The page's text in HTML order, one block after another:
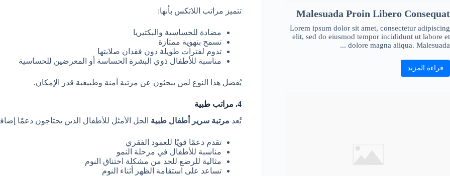
تتميز مراتب اللاتكس بأنها:
مضادة للحساسية والبكتيريا
تسمح بتهوية ممتازة
تدوم لفترات طويلة دون فقدان صلابتها
مناسبة للأطفال ذوي البشرة الحساسة أو المعرضين للحساسية
يُفضل هذا النوع لمن يبحثون عن مرتبة آمنة وطبيعية قدر الإمكان.
4. مراتب طبية
تُعد مرتبة سرير أطفال طبية الحل الأمثل للأطفال الذين يحتاجون دعمًا
تقدم دعمًا قويًا للعمود الفقري
مناسبة للأطفال في مرحلة النمو
مثالية للرضع للحد من مشكلة اختناق النوم
تساعد على استقامة الظهر أثناء النوم
Malesuada Proin Libero Consequat
Lorem ipsum dolor sit amet, consectetur adipiscing
elit, sed do eiusmod tempor incididunt ut labore et
dolore magna aliqua. Malesuada ...
قراءة المزيد